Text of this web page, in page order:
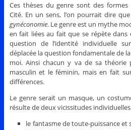
Ces thèses du genre sont des formes
Cité. En un sens, l’on pourrait dire
gynéconomie. Le genre est un mythe
en fait liées au fait que se répète
question de l’identité individuelle
déplacée la question fondamentale de
moi. Ainsi chacun y va de sa théorie
masculin et le féminin, mais en fait
différences.
Le genre serait un masque, un
résulte de deux vicissitudes
le fantasme de toute-puissance et